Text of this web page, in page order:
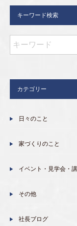
キーワード検索
カテゴリー
日々のこと
家づくりのこと
イベント・見学会・
その他
社長ブログ